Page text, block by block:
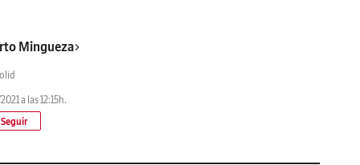
Mingueza
a las 12:15h.